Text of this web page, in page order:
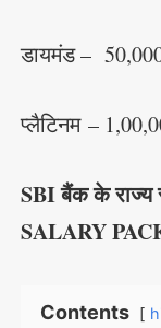
डायमंड –
प्लैटिनम –
SBI बैंक के
SALARY
Contents